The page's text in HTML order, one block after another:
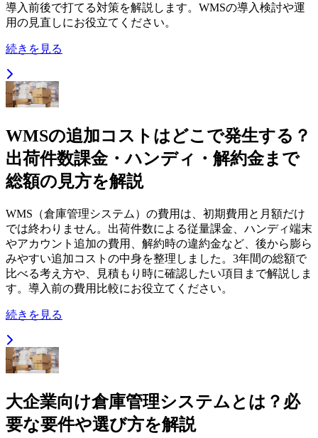
導入前後で打てる対策を解説します。WMSの導入検討や運
用の見直しにお役立てください。
続きを見る
WMSの追加コストはどこで発生する？
出荷件数課金・ハンディ・解約金まで
総額の見方を解説
WMS（倉庫管理システム）の費用は、初期費用と月額だけ
では終わりません。出荷件数による従量課金、ハンディ端末
やアカウント追加の費用、解約時の違約金など、後から膨ら
みやすい追加コストの中身を整理しました。3年間の総額で
比べる考え方や、見積もり時に確認したい項目まで解説しま
す。導入前の費用比較にお役立てください。
続きを見る
大企業向け倉庫管理システムとは？必
要な要件や選び方を解説